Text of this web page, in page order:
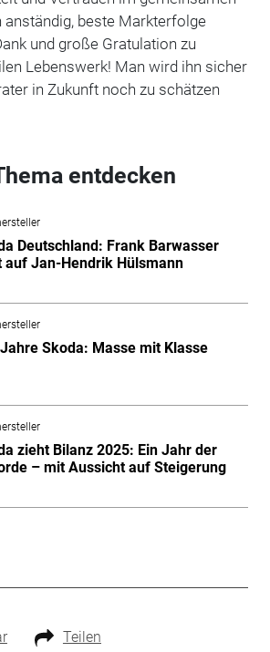
anständig, beste Markterfolge
und große Gratulation zu
Lebenswerk! Man wird ihn sicher
in Zukunft noch zu schätzen
entdecken
Deutschland: Frank Barwasser
auf Jan-Hendrik Hülsmann
Skoda: Masse mit Klasse
zieht Bilanz 2025: Ein Jahr der
– mit Aussicht auf Steigerung
Teilen